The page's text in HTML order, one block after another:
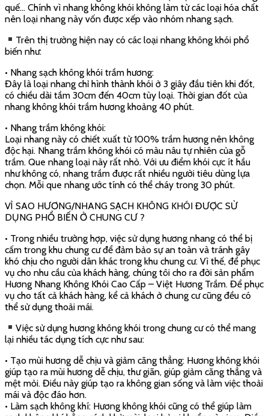
vụ cho tất cả khách hàng, kể cả khách ở chung cư cũng đều có
thể sử dụng thoải mái.
Việc sử dụng hương không khói trong chung cư có thể mang
lại nhiều tác dụng tích cực như sau:
• Tạo mùi hương dễ chịu và giảm căng thẳng: Hương không khói
giúp tạo ra mùi hương dễ chịu, thư giãn, giúp giảm căng thẳng và
mệt mỏi. Điều này giúp tạo ra không gian sống và làm việc thoải
mái và độc đáo hơn.
sạch không khí bằng cách khử mùi, loại bỏ vi khuẩn và virus. Điều
này giúp tạo ra không khí trong lành và giảm nguy cơ lây nhiễm
bệnh.
• Tạo không gian trang trí đẹp mắt: Hương không khói có thể
được sử dụng để trang trí không gian sống và làm việc. Các loại
hương không khói có mùi thơm tự nhiên, tạo cảm giác tươi mát
và đẹp mắt, giúp tạo ra không gian trang trí độc đáo và thu hút.
• Tuy nhiên, việc sử dụng hương không khói trong chung cư cũng
cần được thực hiện đúng cách để tránh gây ảnh hưởng xấu đến
sức khỏe của người dân khác trong khu chung cư. Cần lưu ý sử
dụng hương không khói chất lượng tốt và không quá sử dụng để
tránh gây khó chịu cho người dân khác.
ƯU ĐIỂM CỦA HƯƠNG/NHANG KHÔNG KHÓI :
• Việc tiếp xúc thường xuyên với khói của nhang hóa chất sẽ ảnh
hưởng rất lớn đến sức khỏe, nhất là về giác mạc và phổi. Chính
vì vậy bạn nên tìm các loại nhang được tạo nên từ các nguyên
liệu tự nhiên để tốt cho sức khỏe.
• Đặc biệt khi sử dụng nhang không khói sẽ có những ưu điểm
như sau: nhang sẽ không tỏa khói hoặc ít khói để tránh ảnh
hưởng đến không gian. Bên cạnh đó, việc sử dụng nhang không
khói sẽ không gây khó chịu cho người dùng, không ô nhiễm môi
trường, giúp thanh lọc không khí và tạo được mùi hương dễ chịu.
NÊN MUA HƯƠNG/NHANG KHÔNG KHÓI Ở ĐÂU UY TÍN ?